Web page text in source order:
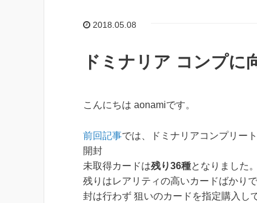
2018.05.08
ドミナリア コンプに
こんにちは aonamiです。
前回記事では、ドミナリアコンプリー
開封
未取得カードは残り36種となりました。
残りはレアリティの高いカードばかり
封は行わず 狙いのカードを指定購入し